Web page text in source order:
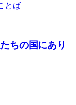
とば
ちの国にあり